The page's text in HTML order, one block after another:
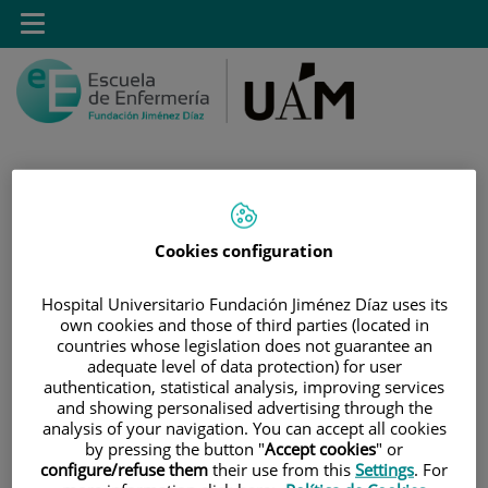
Saltar al contenido
Toggle
navigation
INICIO
MÁSTER PROPIO POR LA UAM EN CUIDADOS
AVANZADOS DEL PACIENTE EN ANESTESIA,
REANIMACIÓN Y TRATAMIENTO DEL DOLOR
OBJETIVOS DEL MÁSTER
Cookies configuration
Hospital Universitario Fundación Jiménez Díaz uses its
own cookies and those of third parties (located in
countries whose legislation does not guarantee an
adequate level of data protection) for user
authentication, statistical analysis, improving services
and showing personalised advertising through the
analysis of your navigation. You can accept all cookies
by pressing the button "Accept cookies" or
configure/refuse them their use from this Settings. For